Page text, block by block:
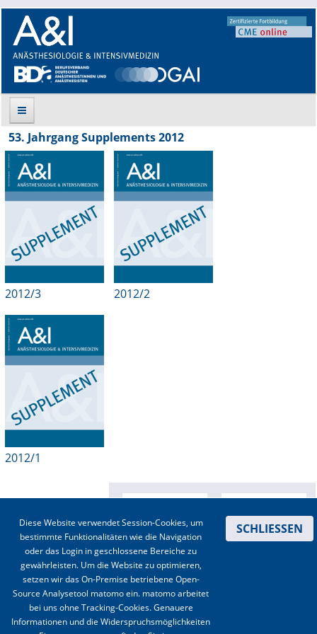
Suche
Aktuelle Ausgabe
Leitlinien
Archiv
Supplements
Supplements OrphanAnesthesia
Online First
A&I English
Mediadaten
Stellenmarkt
Kongresskalender
53. Jahrgang Supplements 2012
2012/3 2012/2
2012/1
Diese Website verwendet Session-Cookies, um
bestimmte Funktionalitäten wie die Navigation
oder das Login in geschlossene Bereiche zu
gewährleisten. Um die Website zu optimieren,
setzen wir das On-Premise betriebene Open-
Source Analysetool matomo ein. matomo arbeitet
bei uns ohne Tracking-Cookies. Genauere
Informationen und die Widerspruchsmöglichkeiten
SCHLIESSEN